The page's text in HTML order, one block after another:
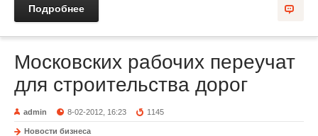
Подробнее
Московских рабочих переучат
для строительства дорог
admin 8-02-2012, 16:23 1145
Новости бизнеса